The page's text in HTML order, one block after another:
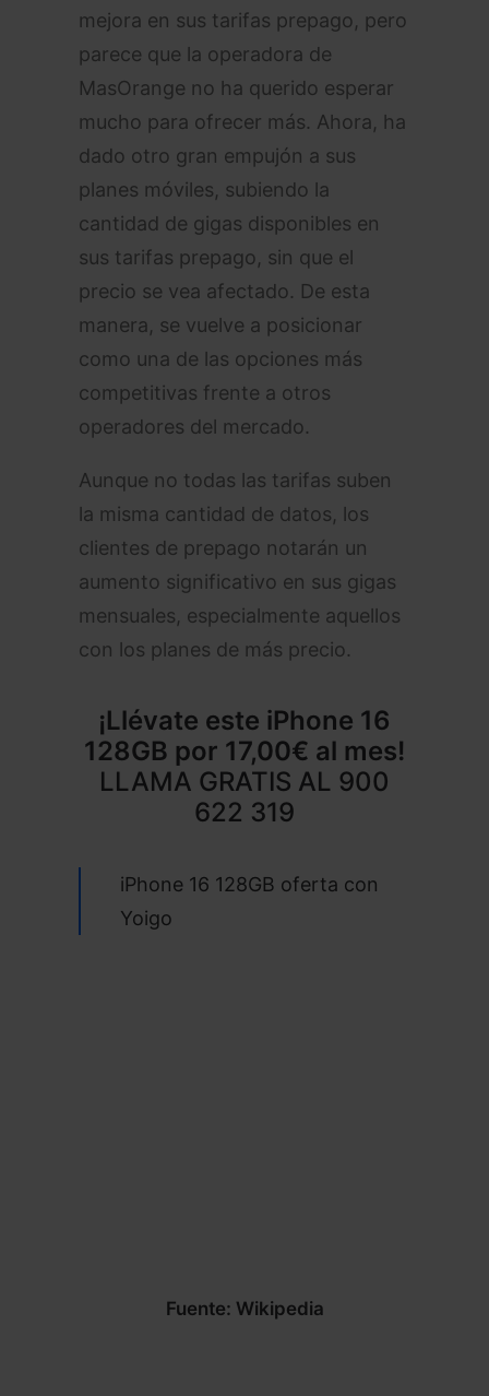
mejora en sus tarifas prepago, pero
parece que la operadora de
MasOrange no ha querido esperar
mucho para ofrecer más. Ahora, ha
dado otro gran empujón a sus
planes móviles, subiendo la
cantidad de gigas disponibles en
sus tarifas prepago, sin que el
precio se vea afectado. De esta
manera, se vuelve a posicionar
como una de las opciones más
competitivas frente a otros
operadores del mercado.
Aunque no todas las tarifas suben
la misma cantidad de datos, los
clientes de prepago notarán un
aumento significativo en sus gigas
mensuales, especialmente aquellos
con los planes de más precio.
¡Llévate este iPhone 16
128GB por 17,00€ al mes!
LLAMA GRATIS AL 900
622 319
iPhone 16 128GB oferta con
Yoigo
Fuente: Wikipedia